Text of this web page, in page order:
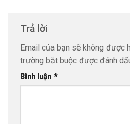
Trả lời
Email của bạn sẽ không được
trường bắt buộc được đánh
Bình luận *